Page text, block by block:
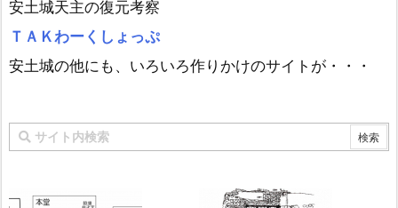
安土城天主の復元考察
ＴＡＫわーくしょっぷ
安土城の他にも、いろいろ作りかけのサイトが・・・